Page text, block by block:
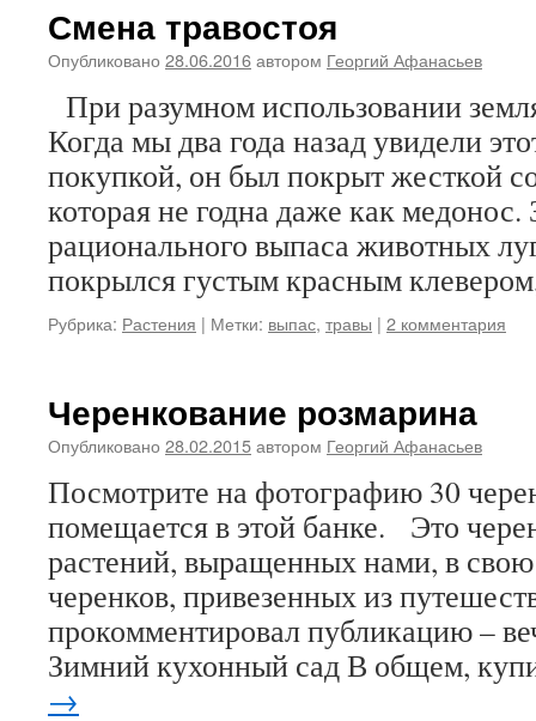
Смена травостоя
Опубликовано 28.06.2016автором Георгий Афанасьев
При разумном использовании
Когда мы два года назад увидели
покупкой, он был покрыт жесткой
которая не годна даже как медонос.
рационального выпаса животных
покрылся густым красным
Рубрика: Растения | Метки: выпас, травы | 2 комментария
Черенкование розмарина
Опубликовано 28.02.2015автором Георгий Афанасьев
Посмотрите на фотографию 30
помещается в этой банке. Это
растений, выращенных нами, в свою
черенков, привезенных из
прокомментировал публикацию –
Зимний кухонный сад В общем,
→